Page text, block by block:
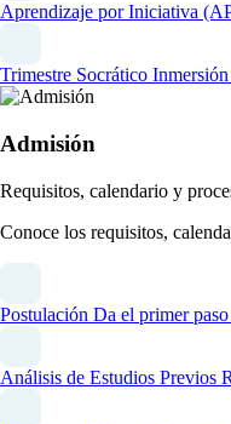
Aprendizaje por Iniciativa
Trimestre Socrático
Admisión
Requisitos, calendario y
Conoce los requisitos,
Postulación Da el primer
Análisis de Estudios Previos